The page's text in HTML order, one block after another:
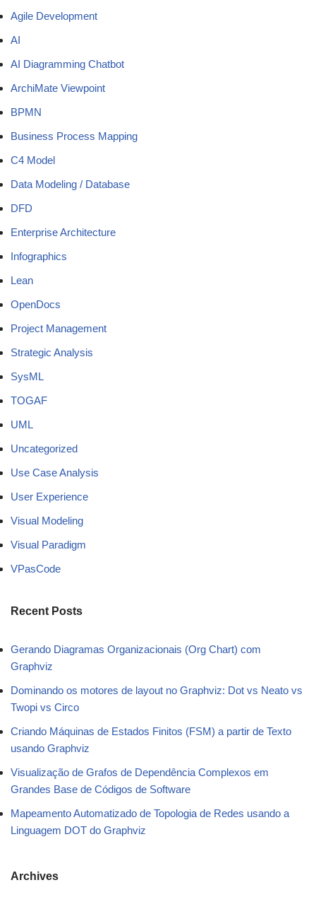
Agile Development
AI
AI Diagramming Chatbot
ArchiMate Viewpoint
BPMN
Business Process Mapping
C4 Model
Data Modeling / Database
DFD
Enterprise Architecture
Infographics
Lean
OpenDocs
Project Management
Strategic Analysis
SysML
TOGAF
UML
Uncategorized
Use Case Analysis
User Experience
Visual Modeling
Visual Paradigm
VPasCode
Recent Posts
Gerando Diagramas Organizacionais (Org Chart) com
Graphviz
Dominando os motores de layout no Graphviz: Dot vs Neato vs
Twopi vs Circo
Criando Máquinas de Estados Finitos (FSM) a partir de Texto
usando Graphviz
Visualização de Grafos de Dependência Complexos em
Grandes Base de Códigos de Software
Mapeamento Automatizado de Topologia de Redes usando a
Linguagem DOT do Graphviz
Archives